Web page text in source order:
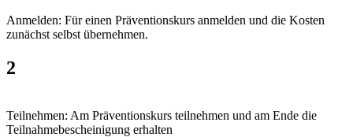
Anmelden: Für einen Präventionskurs anmelden und die Kosten
zunächst selbst übernehmen.
2
Teilnehmen: Am Präventionskurs teilnehmen und am Ende die
Teilnahmebescheinigung erhalten